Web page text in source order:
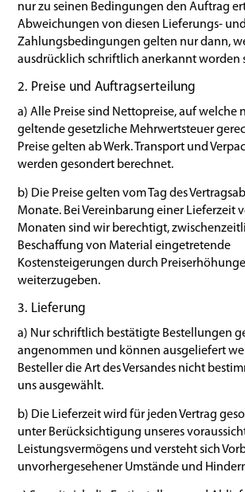
nur zu seinen Bedingungen den Auftrag
Abweichungen von diesen Lieferungs- und
Zahlungsbedingungen gelten nur dann,
ausdrücklich schriftlich anerkannt worden
2. Preise und Auftragserteilung
a) Alle Preise sind Nettopreise, auf welche
geltende gesetzliche Mehrwertsteuer
Preise gelten ab Werk. Transport und
werden gesondert berechnet.
b) Die Preise gelten vom Tag des
Monate. Bei Vereinbarung einer Lieferzeit
Monaten sind wir berechtigt,
Beschaffung von Material eingetretende
Kostensteigerungen durch
weiterzugeben.
3. Lieferung
a) Nur schriftlich bestätigte Bestellungen
angenommen und können ausgeliefert
Besteller die Art des Versandes nicht
uns ausgewählt.
b) Die Lieferzeit wird für jeden Vertrag
unter Berücksichtigung unseres
Leistungsvermögens und versteht sich
unvorhergesehener Umstände und